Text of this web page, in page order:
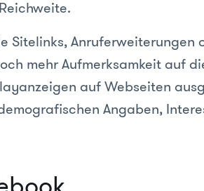
Sitelinks, Anruferweiterungen
mehr Aufmerksamkeit auf
auf Webseiten
Angaben,